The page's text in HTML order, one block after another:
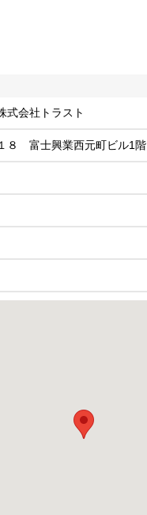
式会社トラスト
８ 富士興業西元町ビル1階